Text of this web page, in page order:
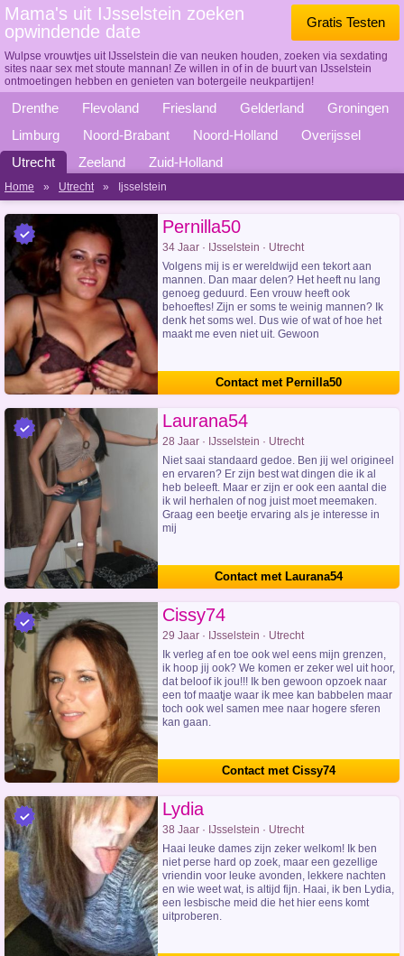
Gratis Testen
Mama's uit IJsselstein zoeken
opwindende date
Wulpse vrouwtjes uit IJsselstein die van neuken houden, zoeken via sexdating
sites naar sex met stoute mannan! Ze willen in of in de buurt van IJsselstein
ontmoetingen hebben en genieten van botergeile neukpartijen!
Drenthe Flevoland Friesland Gelderland
Groningen
Limburg
Noord-Brabant Noord-Holland
Overijssel
Utrecht
Zeeland Zuid-Holland
Home » Utrecht » Ijsselstein
Pernilla50
34 Jaar · IJsselstein · Utrecht
Volgens mij is er wereldwijd een tekort aan
mannen. Dan maar delen? Het heeft nu lang
genoeg geduurd. Een vrouw heeft ook
behoeftes! Zijn er soms te weinig mannen? Ik
denk het soms wel. Dus wie of wat of hoe het
maakt me even niet uit. Gewoon
Contact met Pernilla50
Laurana54
28 Jaar · IJsselstein · Utrecht
Niet saai standaard gedoe. Ben jij wel origineel
en ervaren? Er zijn best wat dingen die ik al
heb beleeft. Maar er zijn er ook een aantal die
ik wil herhalen of nog juist moet meemaken.
Graag een beetje ervaring als je interesse in
mij
Contact met Laurana54
Cissy74
29 Jaar · IJsselstein · Utrecht
Ik verleg af en toe ook wel eens mijn grenzen,
ik hoop jij ook? We komen er zeker wel uit hoor,
dat beloof ik jou!!! Ik ben gewoon opzoek naar
een tof maatje waar ik mee kan babbelen maar
toch ook wel samen mee naar hogere sferen
kan gaan.
Contact met Cissy74
Lydia
38 Jaar · IJsselstein · Utrecht
Haai leuke dames zijn zeker welkom! Ik ben
niet perse hard op zoek, maar een gezellige
vriendin voor leuke avonden, lekkere nachten
en wie weet wat, is altijd fijn. Haai, ik ben Lydia,
een lesbische meid die het hier eens komt
uitproberen.